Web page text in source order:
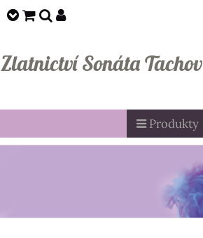
Zlatnictví Sonáta Tachov
Produkty